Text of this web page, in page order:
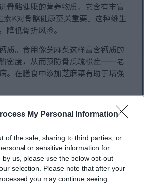
My Personal Information
of the sale, sharing to third parties, or
or sensitive information for
by us, please use the below opt-out
selection. Please note that after your
you may continue seeing
骨骼健康的营养物质。它含有丰富
素K对骨骼健康至关重要。这种维生
降低骨折风险。
质。食用像芝麻菜这样富含钙质的
密度，从而预防骨质疏松症——老
。在膳食中添加芝麻菜有助于增强